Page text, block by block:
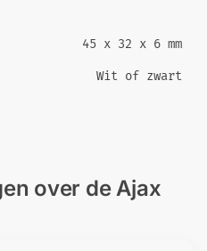
45 x 32 x 6 mm
Wit of zwart
over de Ajax